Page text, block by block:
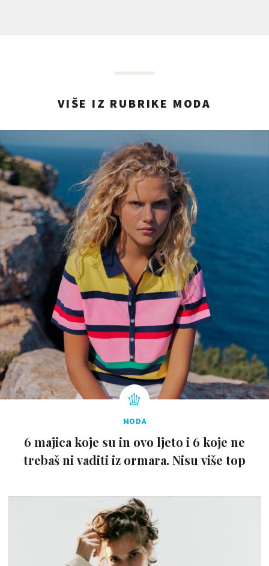
VIŠE IZ RUBRIKE MODA
MODA
6 majica koje su in ovo ljeto i 6 koje ne
trebaš ni vaditi iz ormara. Nisu više top